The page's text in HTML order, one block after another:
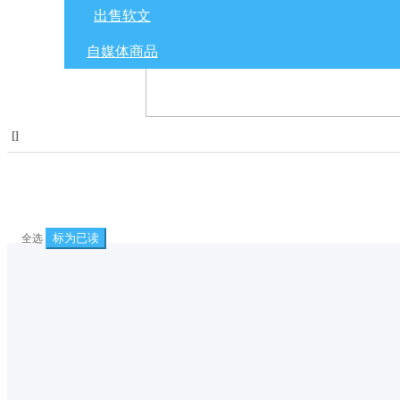
出售软文
自媒体商品
[]
全选 标为已读